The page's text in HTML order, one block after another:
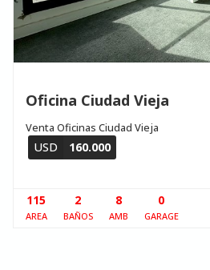
Oficina Ciudad Vieja
Venta Oficinas Ciudad Vieja
USD 160.000
115
AREA
2
BAÑOS
8
AMB
0
GARAGE